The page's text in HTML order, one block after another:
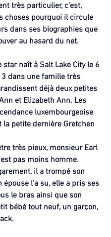
très particulier, c’est,
choses pourquoi il circule
dans ses biographies que
au hasard du net.
star naît à Salt Lake City le 6
dans une famille très
déjà deux petites
et Elizabeth Ann. Les
luxembourgeoise
la petite dernière Gretchen
très pieux, monsieur Earl
est pas moins homme.
il a trompé son
épouse l’a su, elle a pris ses
le bras ainsi que son
bébé tout neuf, un garçon,